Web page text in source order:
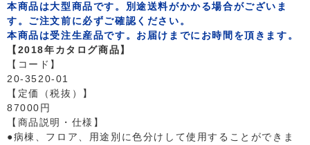
本商品は大型商品です。別途送料がかかる場合がございま
す。ご注文前に必ずご確認ください。
本商品は受注生産品です。お届けまでにお時間を頂きます。
【2018年カタログ商品】
【コード】
20-3520-01
【定価（税抜）】
87000円
【商品説明・仕様】
●病棟、フロア、用途別に色分けして使用することができま